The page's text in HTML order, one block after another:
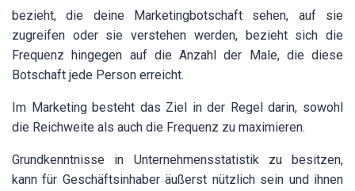
bezieht, die deine Marketingbotschaft sehen, auf sie
zugreifen oder sie verstehen werden, bezieht sich die
Frequenz hingegen auf die Anzahl der Male, die diese
Botschaft jede Person erreicht.
Im Marketing besteht das Ziel in der Regel darin, sowohl
die Reichweite als auch die Frequenz zu maximieren.
Grundkenntnisse in Unternehmensstatistik zu besitzen,
kann für Geschäftsinhaber äußerst nützlich sein und ihnen